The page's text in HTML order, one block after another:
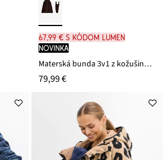
67,99 € s kódom LUMEN
novinka
Materská bunda 3v1 z kožušinového flísu
79,99 €